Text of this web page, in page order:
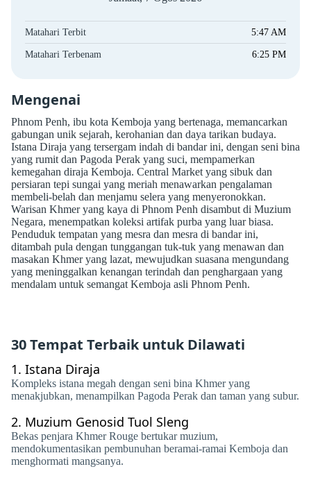
Matahari Terbit 5:47 AM
Matahari Terbenam 6:25 PM
Mengenai
Phnom Penh, ibu kota Kemboja yang bertenaga, memancarkan
gabungan unik sejarah, kerohanian dan daya tarikan budaya.
Istana Diraja yang tersergam indah di bandar ini, dengan seni bina
yang rumit dan Pagoda Perak yang suci, mempamerkan
kemegahan diraja Kemboja. Central Market yang sibuk dan
persiaran tepi sungai yang meriah menawarkan pengalaman
membeli-belah dan menjamu selera yang menyeronokkan.
Warisan Khmer yang kaya di Phnom Penh disambut di Muzium
Negara, menempatkan koleksi artifak purba yang luar biasa.
Penduduk tempatan yang mesra dan mesra di bandar ini,
ditambah pula dengan tunggangan tuk-tuk yang menawan dan
masakan Khmer yang lazat, mewujudkan suasana mengundang
yang meninggalkan kenangan terindah dan penghargaan yang
mendalam untuk semangat Kemboja asli Phnom Penh.
30 Tempat Terbaik untuk Dilawati
1. Istana Diraja
Kompleks istana megah dengan seni bina Khmer yang
menakjubkan, menampilkan Pagoda Perak dan taman yang subur.
2. Muzium Genosid Tuol Sleng
Bekas penjara Khmer Rouge bertukar muzium,
mendokumentasikan pembunuhan beramai-ramai Kemboja dan
menghormati mangsanya.